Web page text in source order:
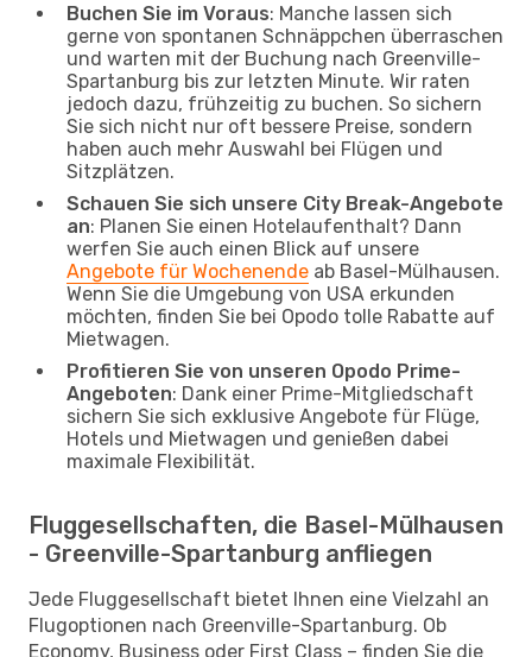
Buchen Sie im Voraus: Manche lassen sich
gerne von spontanen Schnäppchen überraschen
und warten mit der Buchung nach Greenville-
Spartanburg bis zur letzten Minute. Wir raten
jedoch dazu, frühzeitig zu buchen. So sichern
Sie sich nicht nur oft bessere Preise, sondern
haben auch mehr Auswahl bei Flügen und
Sitzplätzen.
Schauen Sie sich unsere City Break-Angebote
an: Planen Sie einen Hotelaufenthalt? Dann
werfen Sie auch einen Blick auf unsere
Angebote für Wochenende ab Basel-Mülhausen.
Wenn Sie die Umgebung von USA erkunden
möchten, finden Sie bei Opodo tolle Rabatte auf
Mietwagen.
Profitieren Sie von unseren Opodo Prime-
Angeboten: Dank einer Prime-Mitgliedschaft
sichern Sie sich exklusive Angebote für Flüge,
Hotels und Mietwagen und genießen dabei
maximale Flexibilität.
Fluggesellschaften, die Basel-Mülhausen
- Greenville-Spartanburg anfliegen
Jede Fluggesellschaft bietet Ihnen eine Vielzahl an
Flugoptionen nach Greenville-Spartanburg. Ob
Economy, Business oder First Class – finden Sie die